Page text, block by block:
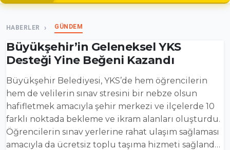
HABERLER GÜNDEM
Büyükşehir’in Geleneksel YKS
Desteği Yine Beğeni Kazandı
Büyükşehir Belediyesi, YKS’de hem öğrencilerin
hem de velilerin sınav stresini bir nebze olsun
hafifletmek amacıyla şehir merkezi ve ilçelerde 10
farklı noktada bekleme ve ikram alanları oluşturdu.
Öğrencilerin sınav yerlerine rahat ulaşım sağlaması
amacıyla da ücretsiz toplu taşıma hizmeti sağland…